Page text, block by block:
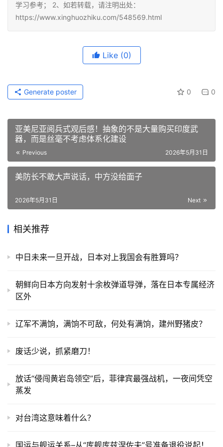
学习参考； 2、如若转载，请注明出处：
https://www.xinghuozhiku.com/548569.html
Like (0)
0 0
Generate poster
亚美尼亚阅兵式观后感！抽象的不是大量购买印度武
器，而是丝毫不考虑体系化建设
Previous 2026年5月31日
美防长不敢大声说话，中方没给面子
Next
2026年5月31日
相关推荐
中日未来一旦开战，日本对上我国会有胜算吗？
朝鲜向日本方向发射十余枚弹道导弹，落在日本专属经济
区外
辽军不满饷，满饷不可敌，何处有满饷，建州野猪皮？
废话少说，抓紧磨刀！
放话“侵闯黄岩岛领空”后，菲律宾最强战机，一夜间凭空
蒸发
对台湾这意味着什么？